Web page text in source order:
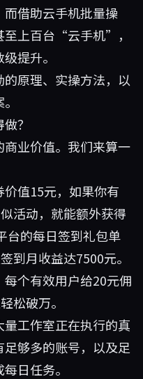
借助云手机批量操
至上百台“云手机”，
提升。
原理、实操方法，以
？
业价值。我们来算一
值15元，如果你有
活动，就能额外获得
台的每日签到礼包单
到月收益达7500元。
个有效用户给20元佣
松破万。
工作室正在执行的真
够多的账号，以及足
日任务。